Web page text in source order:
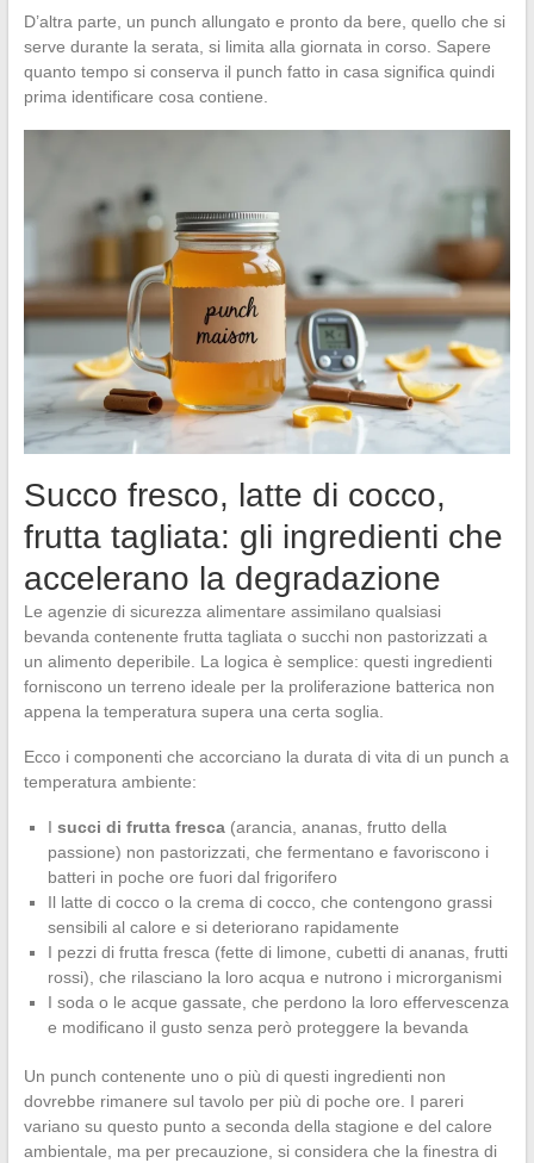
D’altra parte, un punch allungato e pronto da bere, quello che si
serve durante la serata, si limita alla giornata in corso. Sapere
quanto tempo si conserva il punch fatto in casa significa quindi
prima identificare cosa contiene.
Succo fresco, latte di cocco,
frutta tagliata: gli ingredienti che
accelerano la degradazione
Le agenzie di sicurezza alimentare assimilano qualsiasi
bevanda contenente frutta tagliata o succhi non pastorizzati a
un alimento deperibile. La logica è semplice: questi ingredienti
forniscono un terreno ideale per la proliferazione batterica non
appena la temperatura supera una certa soglia.
Ecco i componenti che accorciano la durata di vita di un punch a
temperatura ambiente:
I succi di frutta fresca(arancia, ananas, frutto della
passione) non pastorizzati, che fermentano e favoriscono i
batteri in poche ore fuori dal frigorifero
Il latte di cocco o la crema di cocco, che contengono grassi
sensibili al calore e si deteriorano rapidamente
I pezzi di frutta fresca (fette di limone, cubetti di ananas, frutti
rossi), che rilasciano la loro acqua e nutrono i microrganismi
I soda o le acque gassate, che perdono la loro effervescenza
e modificano il gusto senza però proteggere la bevanda
Un punch contenente uno o più di questi ingredienti non
dovrebbe rimanere sul tavolo per più di poche ore. I pareri
variano su questo punto a seconda della stagione e del calore
ambientale, ma per precauzione, si considera che la finestra di